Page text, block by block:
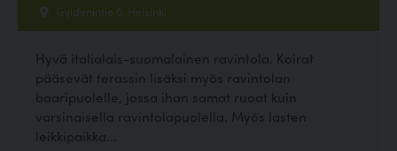
Gyldenintie 6, Helsinki
Hyvä italialais-suomalainen ravintola. Koirat
pääsevät terassin lisäksi myös ravintolan
baaripuolelle, jossa ihan samat ruoat kuin
varsinaisella ravintolapuolella. Myös lasten
leikkipaikka...